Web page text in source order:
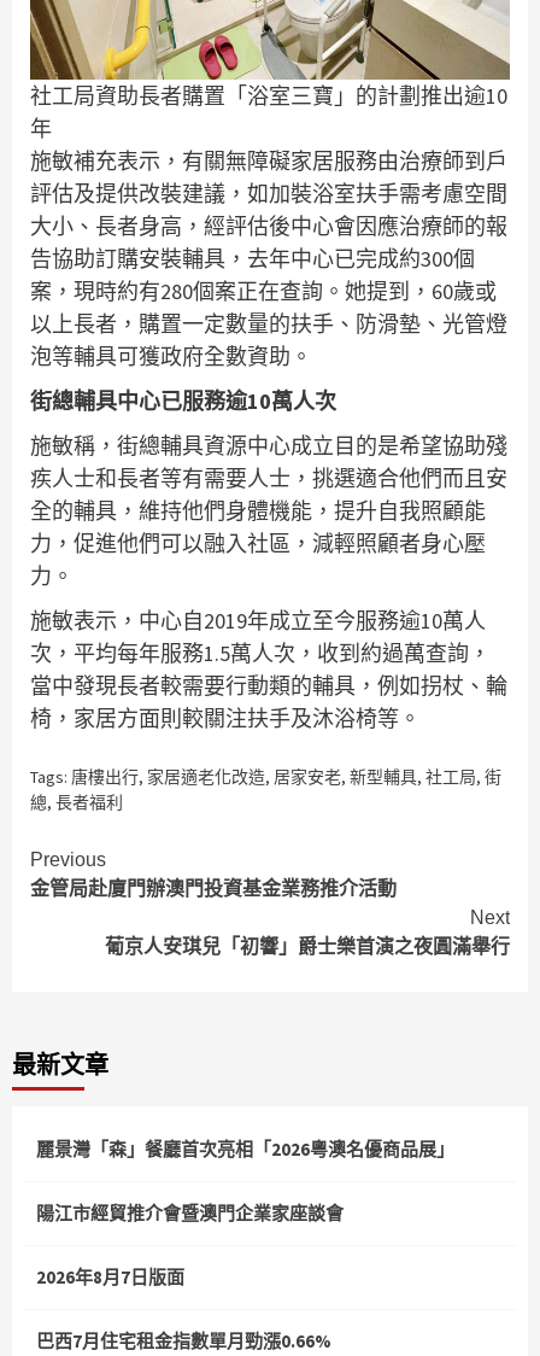
社工局資助長者購置「浴室三寶」的計劃推出逾10
年
施敏補充表示，有關無障礙家居服務由治療師到戶
評估及提供改裝建議，如加裝浴室扶手需考慮空間
大小、長者身高，經評估後中心會因應治療師的報
告協助訂購安裝輔具，去年中心已完成約300個
案，現時約有280個案正在查詢。她提到，60歲或
以上長者，購置一定數量的扶手、防滑墊、光管燈
泡等輔具可獲政府全數資助。
街總輔具中心已服務逾10萬人次
施敏稱，街總輔具資源中心成立目的是希望協助殘
疾人士和長者等有需要人士，挑選適合他們而且安
全的輔具，維持他們身體機能，提升自我照顧能
力，促進他們可以融入社區，減輕照顧者身心壓
力。
施敏表示，中心自2019年成立至今服務逾10萬人
次，平均每年服務1.5萬人次，收到約過萬查詢，
當中發現長者較需要行動類的輔具，例如拐杖、輪
椅，家居方面則較關注扶手及沐浴椅等。
Tags: 唐樓出行, 家居適老化改造, 居家安老, 新型輔具, 社工局, 街
總, 長者福利
Continue
Reading
Previous
金管局赴廈門辦澳門投資基金業務推介活動
Next
葡京人安琪兒「初響」爵士樂首演之夜圓滿舉行
最新文章
麗景灣「森」餐廳首次亮相「2026粵澳名優商品展」
陽江市經貿推介會暨澳門企業家座談會
2026年8月7日版面
巴西7月住宅租金指數單月勁漲0.66%